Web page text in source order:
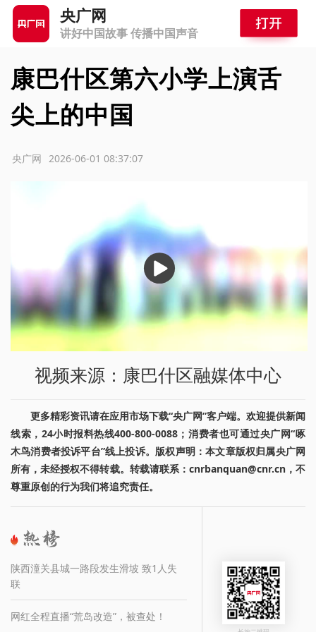
央广网
讲好中国故事 传播中国声音
康巴什区第六小学上演舌
尖上的中国
2026-06-01 08:37:07
央广网
播
放
视频来源：康巴什区融媒体中心
更多精彩资讯请在应用市场下载“央广网”客户端。欢迎提供新闻
线索，24小时报料热线400-800-0088；消费者也可通过央广网“啄
木鸟消费者投诉平台”线上投诉。版权声明：本文章版权归属央广网
所有，未经授权不得转载。转载请联系：cnrbanquan@cnr.cn，不
尊重原创的行为我们将追究责任。
陕西潼关县城一路段发生滑坡 致1人失
联
网红全程直播“荒岛改造”，被查处！